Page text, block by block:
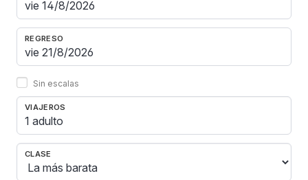
REGRESO
Sin escalas
VIAJEROS
1 adulto
CLASE